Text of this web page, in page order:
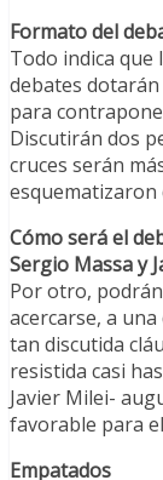
Formato del
Todo indica que
debates
para
Discutirán dos
cruces serán
esquematizaron
Cómo será el
Sergio Massa y
Por otro,
acercarse, a
tan discutida
resistida casi
Javier Milei-
favorable para
Empatados